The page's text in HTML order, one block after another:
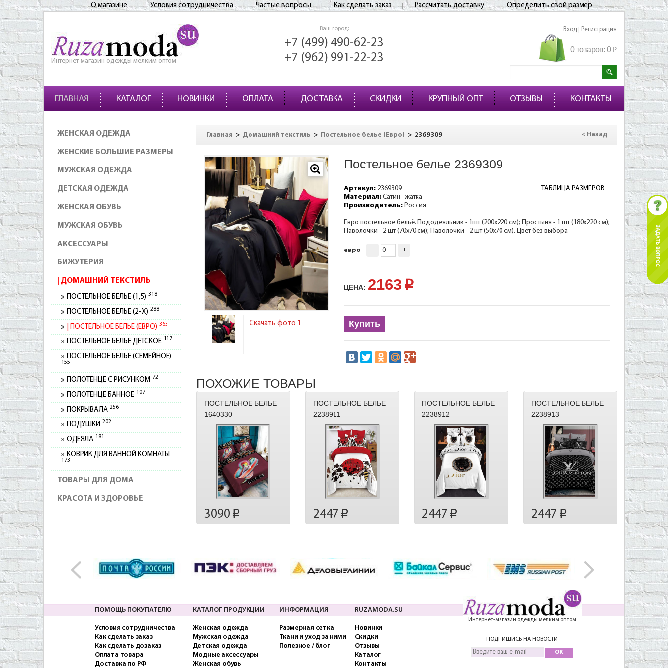
О магазине Условия сотрудничества Частые вопросы Как сделать заказ Рассчитать доставку Определить свой размер
Интернет-магазин одежды мелким оптом
Ваш город:
+7 (499) 490-62-23
+7 (962) 991-22-23
Вход Регистрация
0 товаров: 0p
ГЛАВНАЯ КАТАЛОГ НОВИНКИ ОПЛАТА ДОСТАВКА СКИДКИ КРУПНЫЙ ОПТ ОТЗЫВЫ КОНТАКТЫ
ЖЕНСКАЯ ОДЕЖДА
ЖЕНСКИЕ БОЛЬШИЕ РАЗМЕРЫ
МУЖСКАЯ ОДЕЖДА
ДЕТСКАЯ ОДЕЖДА
ЖЕНСКАЯ ОБУВЬ
МУЖСКАЯ ОБУВЬ
АКСЕССУАРЫ
БИЖУТЕРИЯ
ДОМАШНИЙ ТЕКСТИЛЬ
ПОСТЕЛЬНОЕ БЕЛЬЕ (1,5) 318
ПОСТЕЛЬНОЕ БЕЛЬЕ (2-Х) 288
ПОСТЕЛЬНОЕ БЕЛЬЕ (ЕВРО) 363
ПОСТЕЛЬНОЕ БЕЛЬЕ ДЕТСКОЕ 117
ПОСТЕЛЬНОЕ БЕЛЬЕ (СЕМЕЙНОЕ)
155
ПОЛОТЕНЦЕ С РИСУНКОМ 72
ПОЛОТЕНЦЕ БАННОЕ 107
ПОКРЫВАЛА 256
ПОДУШКИ 202
ОДЕЯЛА 181
КОВРИК ДЛЯ ВАННОЙ КОМНАТЫ
173
ТОВАРЫ ДЛЯ ДОМА
КРАСОТА И ЗДОРОВЬЕ
Главная > Домашний текстиль > Постельное белье (Евро) > 2369309 < Назад
Скачать фото 1
Постельное белье 2369309
ТАБЛИЦА РАЗМЕРОВ
Артикул:2369309
Материал:Сатин - жатка
Производитель:Россия
Евро постельное бельё. Пододеяльник - 1шт (200х220 см); Простыня - 1 шт (180х220 см);
Наволочки - 2 шт (70х70 см); Наволочки - 2 шт (50х70 см). Цвет без выбора
евро - +
ЦЕНА: 2163 p
Купить
ПОХОЖИЕ ТОВАРЫ
ПОСТЕЛЬНОЕ БЕЛЬЕ
1640330
3090 p
ПОСТЕЛЬНОЕ БЕЛЬЕ
2238911
2447 p
ПОСТЕЛЬНОЕ БЕЛЬЕ
2238912
2447 p
ПОСТЕЛЬНОЕ БЕЛЬЕ
2238913
2447 p
ПОМОЩЬ ПОКУПАТЕЛЮ
Условия сотрудничества
Как сделать заказ
Как сделать дозаказ
Оплата товара
Доставка по РФ
КАТАЛОГ ПРОДУКЦИИ
Женская одежда
Мужская одежда
Детская одежда
Модные аксессуары
Женская обувь
ИНФОРМАЦИЯ
Размерная сетка
Ткани и уход за ними
Полезное / блог
RUZAMODA.SU
Новинки
Скидки
Отзывы
Каталог
Контакты
Интернет-магазин одежды мелким оптом
ПОДПИШИСЬ НА НОВОСТИ
OK